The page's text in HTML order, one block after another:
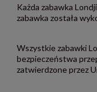
Każda zabawka
zabawka została
Wszystkie zabawki
bezpieczeństwa
zatwierdzone przez